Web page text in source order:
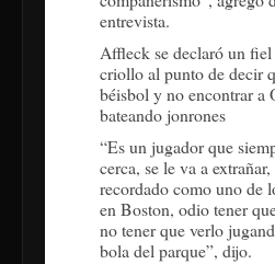
entrevista.
Affleck se declaró un
criollo al punto de decir
béisbol y no encontrar a
bateando jonrones
“Es un jugador que
cerca, se le va a
recordado como uno de
en Boston, odio tener
no tener que verlo
bola del parque”, dijo.